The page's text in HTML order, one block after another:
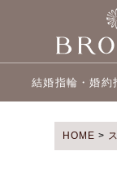
結婚指輪・婚約
HOME >